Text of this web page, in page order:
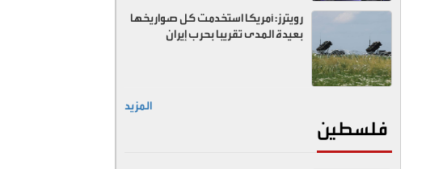
رويترز: أمريكا استخدمت كل صواريخها
بعيدة المدى تقريبا بحرب إيران
المزيد
فلسطين